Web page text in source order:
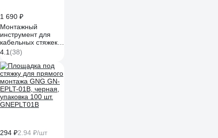
1 690 ₽
Монтажный
инструмент для
кабельных стяжек
duwi PROFI 26126 1
4.1 (38)
294 ₽2.94 ₽/шт